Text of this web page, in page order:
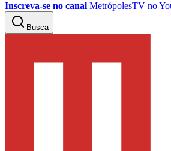
Inscreva-se no canal MetrópolesTV no
Busca